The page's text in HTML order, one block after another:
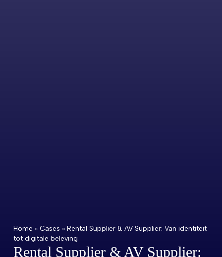
Home » Cases » Rental Supplier & AV Supplier: Van identiteit
tot digitale beleving
Rental Supplier & AV Supplier: